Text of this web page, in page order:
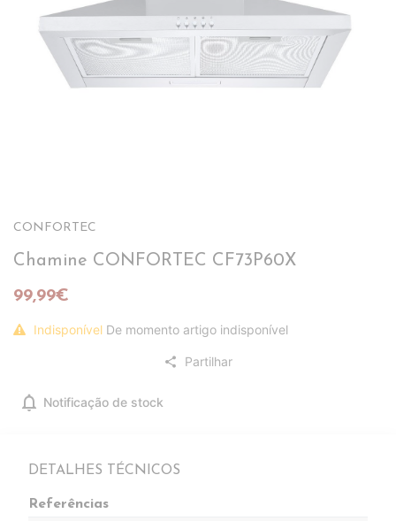
CONFORTEC
Chamine CONFORTEC CF73P60X
99,99€
Indisponível De momento artigo indisponível
share Partilhar
notifications Notificação de stock
DETALHES TÉCNICOS
Referências